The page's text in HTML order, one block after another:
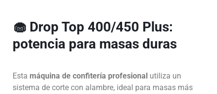
🧁 Drop Top 400/450 Plus:
potencia para masas duras
Esta máquina de confitería profesional utiliza un
sistema de corte con alambre, ideal para masas más